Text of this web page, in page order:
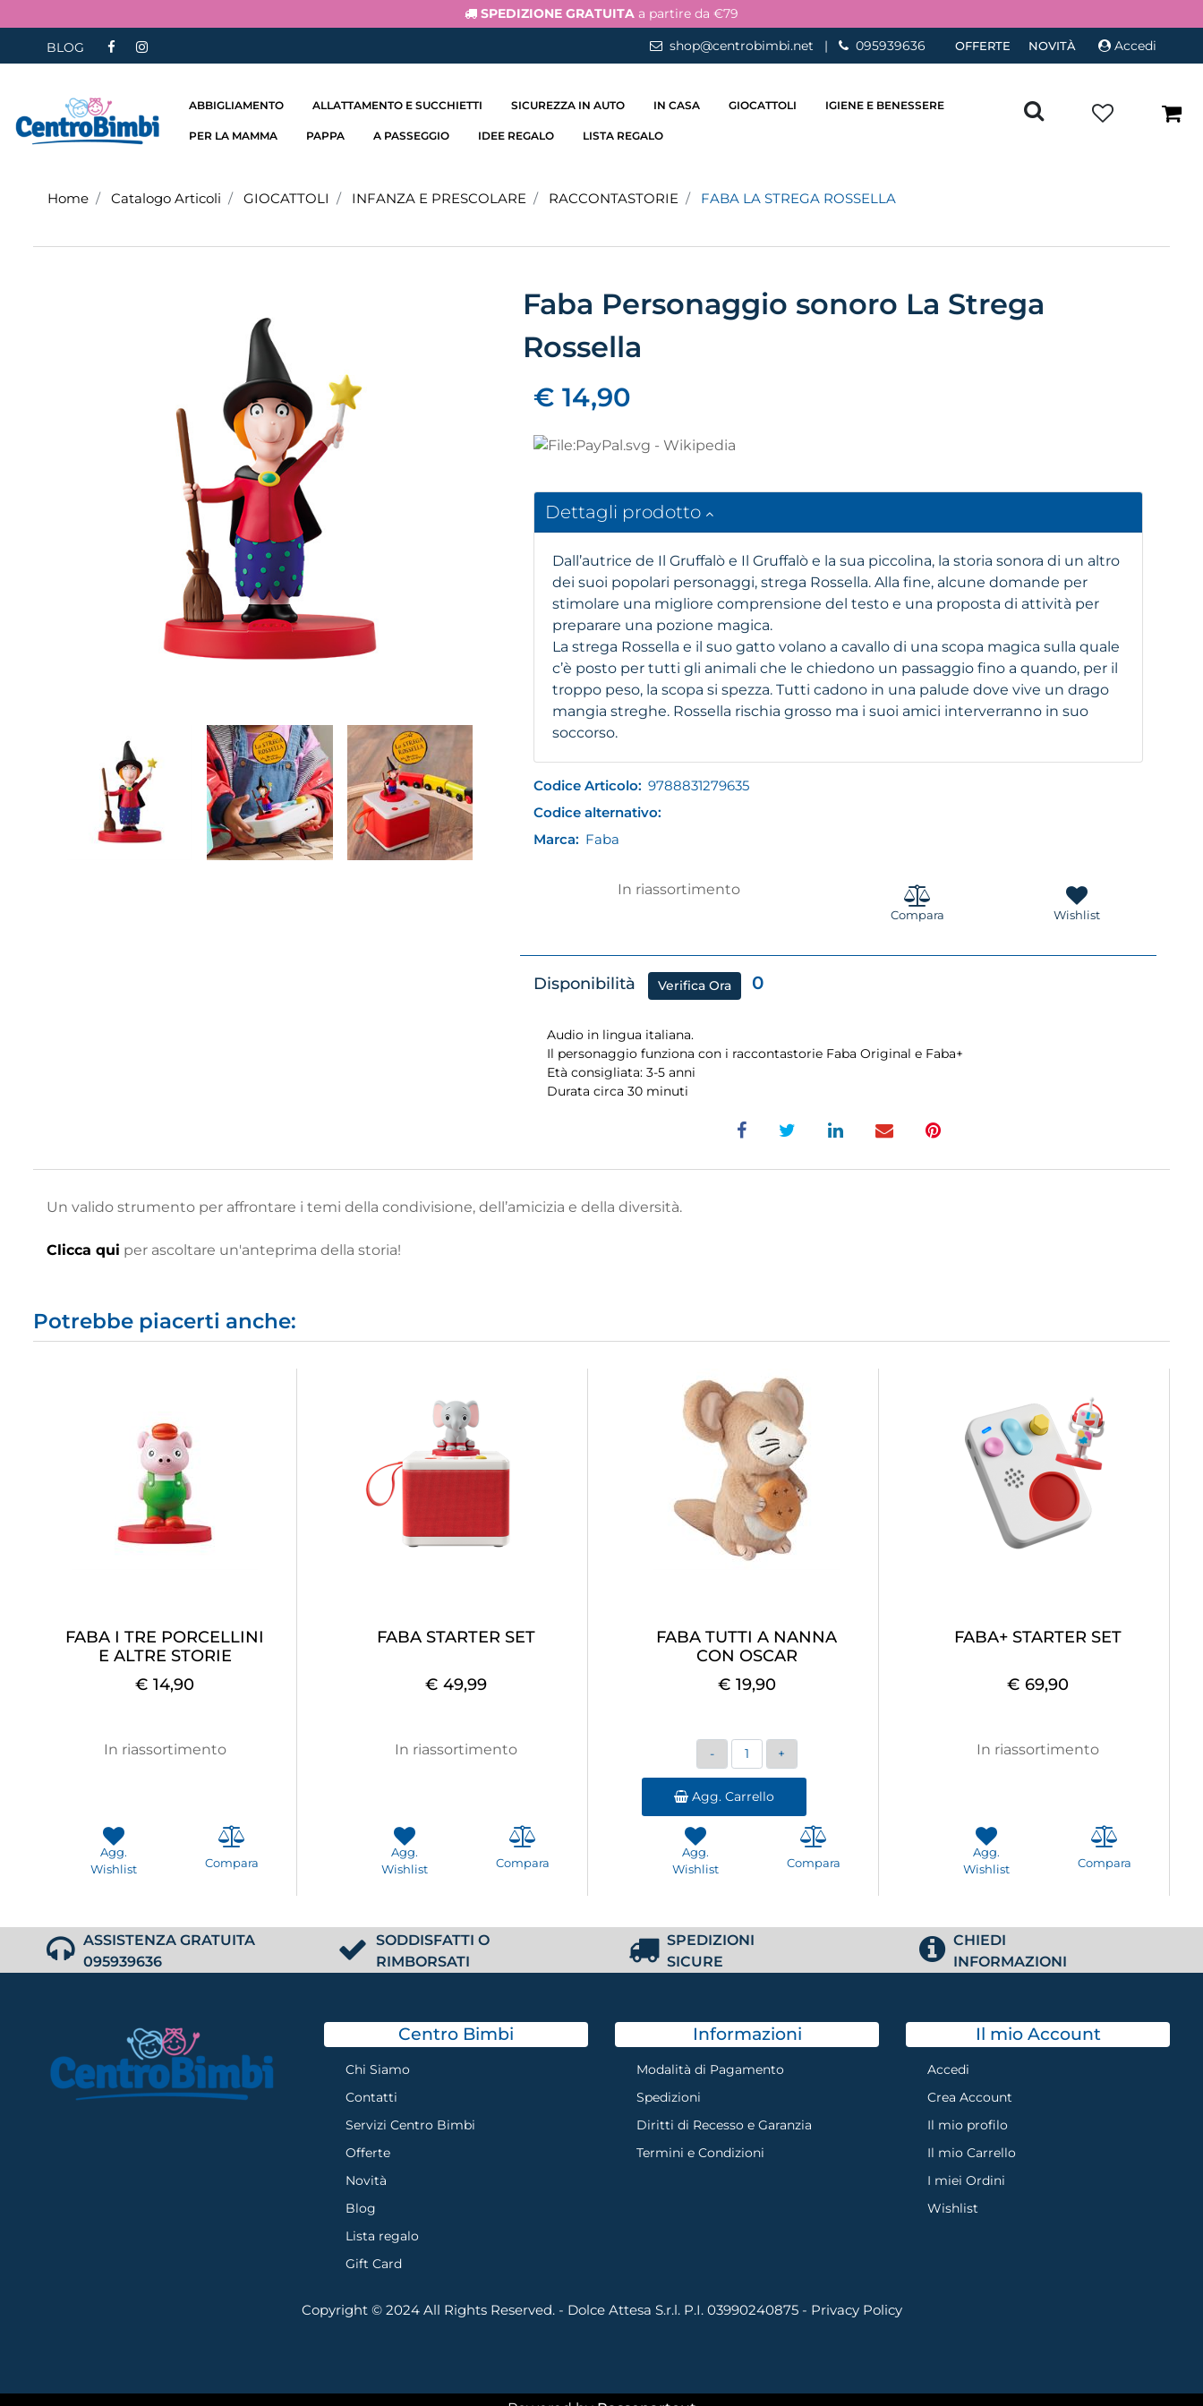
SPEDIZIONE GRATUITA a partire da €79
BLOG shop@centrobimbi.net | 095939636 OFFERTE NOVITÀ Accedi
ABBIGLIAMENTO ALLATTAMENTO E SUCCHIETTI SICUREZZA IN AUTO IN CASA GIOCATTOLI IGIENE E BENESSERE
PER LA MAMMA PAPPA A PASSEGGIO IDEE REGALO LISTA REGALO
Home Catalogo Articoli GIOCATTOLI INFANZA E PRESCOLARE RACCONTASTORIE FABA LA STREGA ROSSELLA
Faba Personaggio sonoro La Strega
Rossella
€ 14,90
Dettagli prodotto
Dall’autrice de Il Gruffalò e Il Gruffalò e la sua piccolina, la storia sonora di un altro
dei suoi popolari personaggi, strega Rossella. Alla fine, alcune domande per
stimolare una migliore comprensione del testo e una proposta di attività per
preparare una pozione magica.
La strega Rossella e il suo gatto volano a cavallo di una scopa magica sulla quale
c’è posto per tutti gli animali che le chiedono un passaggio fino a quando, per il
troppo peso, la scopa si spezza. Tutti cadono in una palude dove vive un drago
mangia streghe. Rossella rischia grosso ma i suoi amici interverranno in suo
soccorso.
Codice Articolo: 9788831279635
Codice alternativo:
Marca: Faba
In riassortimento
Compara Wishlist
Disponibilità Verifica Ora 0
Audio in lingua italiana.
Il personaggio funziona con i raccontastorie Faba Original e Faba+
Età consigliata: 3-5 anni
Durata circa 30 minuti
Un valido strumento per affrontare i temi della condivisione, dell’amicizia e della diversità.
Clicca qui per ascoltare un'anteprima della storia!
Potrebbe piacerti anche:
FABA I TRE PORCELLINI
E ALTRE STORIE
€ 14,90
In riassortimento
Agg.
Wishlist
Compara
FABA STARTER SET
€ 49,99
In riassortimento
Agg.
Wishlist
Compara
FABA TUTTI A NANNA
CON OSCAR
€ 19,90
Quantità
Agg. Carrello
Agg.
Wishlist
Compara
FABA+ STARTER SET
€ 69,90
In riassortimento
Agg.
Wishlist
Compara
ASSISTENZA GRATUITA
095939636
SODDISFATTI O
RIMBORSATI
SPEDIZIONI
SICURE
CHIEDI
INFORMAZIONI
Centro Bimbi
Chi Siamo
Contatti
Servizi Centro Bimbi
Offerte
Novità
Blog
Lista regalo
Gift Card
Informazioni
Modalità di Pagamento
Spedizioni
Diritti di Recesso e Garanzia
Termini e Condizioni
Il mio Account
Accedi
Crea Account
Il mio profilo
Il mio Carrello
I miei Ordini
Wishlist
Copyright © 2024 All Rights Reserved. - Dolce Attesa S.r.l. P.I. 03990240875 - Privacy Policy